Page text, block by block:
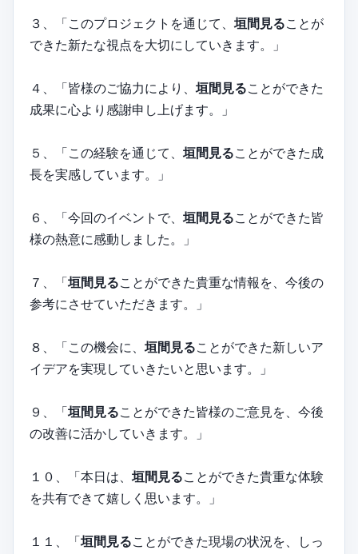
３、「このプロジェクトを通じて、 垣間見ることが
できた新たな視点を大切にしていきます。」
４、「皆様のご協力により、 垣間見ることができた
成果に心より感謝申し上げます。」
５、「この経験を通じて、 垣間見ることができた成
長を実感しています。」
６、「今回のイベントで、 垣間見ることができた皆
様の熱意に感動しました。」
７、「垣間見ることができた貴重な情報を、今後の
参考にさせていただきます。」
８、「この機会に、 垣間見ることができた新しいア
イデアを実現していきたいと思います。」
９、「垣間見ることができた皆様のご意見を、今後
の改善に活かしていきます。」
１０、「本日は、 垣間見ることができた貴重な体験
を共有できて嬉しく思います。」
１１、「垣間見ることができた現場の状況を、しっ